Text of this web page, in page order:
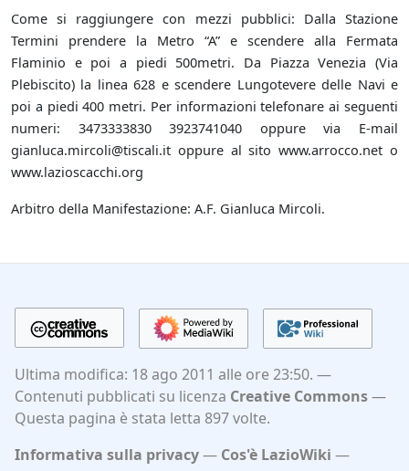
Come si raggiungere con mezzi pubblici: Dalla Stazione
Termini prendere la Metro “A” e scendere alla Fermata
Flaminio e poi a piedi 500metri. Da Piazza Venezia (Via
Plebiscito) la linea 628 e scendere Lungotevere delle Navi e
poi a piedi 400 metri. Per informazioni telefonare ai seguenti
numeri: 3473333830 3923741040 oppure via E-mail
gianluca.mircoli@tiscali.it oppure al sito www.arrocco.net o
www.lazioscacchi.org
Arbitro della Manifestazione: A.F. Gianluca Mircoli.
Ultima modifica: 18 ago 2011 alle ore 23:50.
Contenuti pubblicati su licenza Creative Commons
Questa pagina è stata letta 897 volte.
Informativa sulla privacy
Cos'è LazioWiki